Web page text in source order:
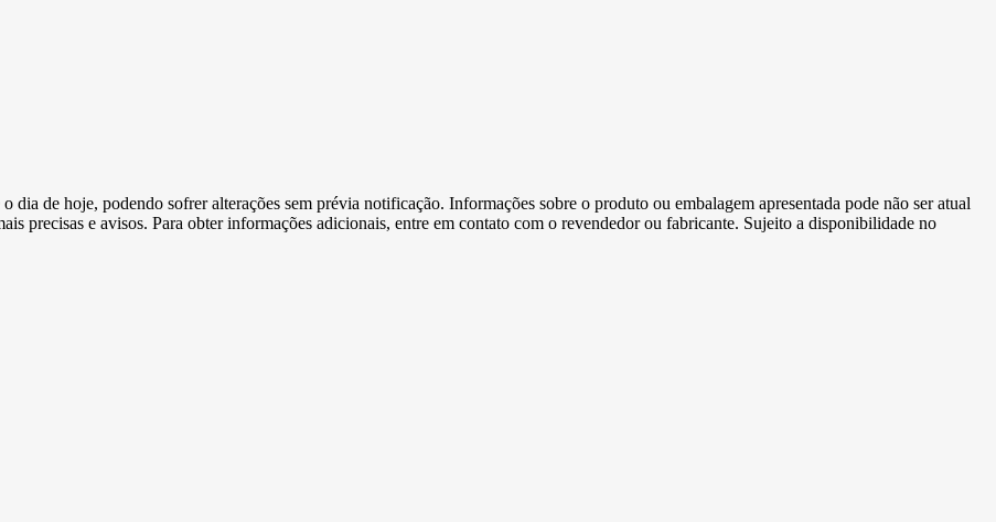
dia de hoje, podendo sofrer alterações sem prévia notificação. Informações sobre o produto ou embalagem apresentada pode não ser atual
precisas e avisos. Para obter informações adicionais, entre em contato com o revendedor ou fabricante. Sujeito a disponibilidade no